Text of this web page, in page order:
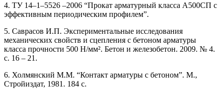
4. ТУ 14–1–5526 –2006 “Прокат арматурный класса А500СП с
эффективным периодическим профилем”.
5. Саврасов И.П. Экспериментальные исследования
механических свойств и сцепления с бетоном арматуры
класса прочности 500 Н/мм². Бетон и железобетон. 2009. № 4.
с. 16 – 21.
6. Холмянский М.М. “Контакт арматуры с бетоном”. М.,
Стройиздат, 1981. 184 с.